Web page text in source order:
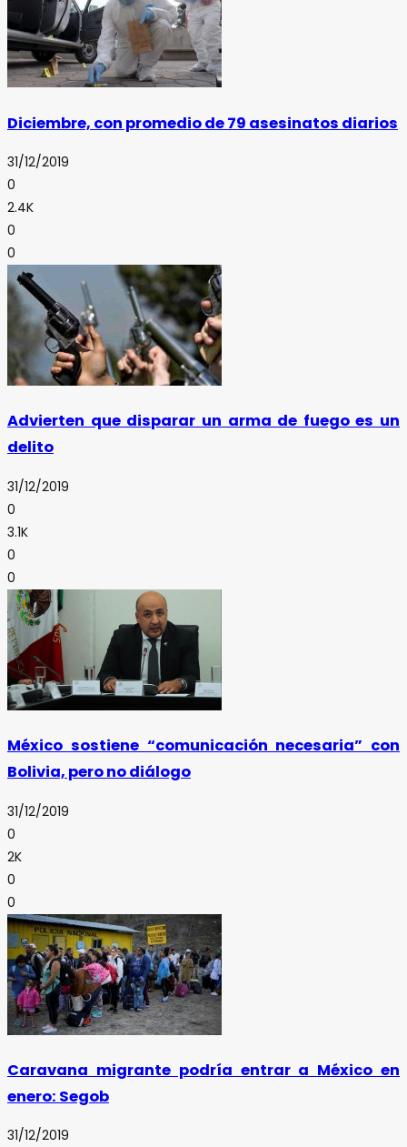
Diciembre, con promedio de 79 asesinatos diarios
31/12/2019
0
2.4K
0
0
Advierten que disparar un arma de fuego es un
delito
31/12/2019
0
3.1K
0
0
México sostiene “comunicación necesaria” con
Bolivia, pero no diálogo
31/12/2019
0
2K
0
0
Caravana migrante podría entrar a México en
enero: Segob
31/12/2019